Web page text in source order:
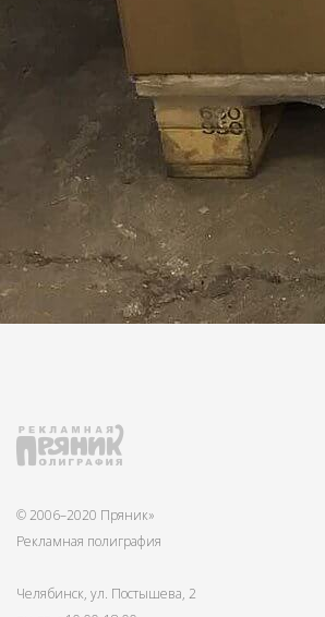
© 2006–2020 Пряник»
Рекламная полиграфия
Челябинск, ул. Постышева, 2